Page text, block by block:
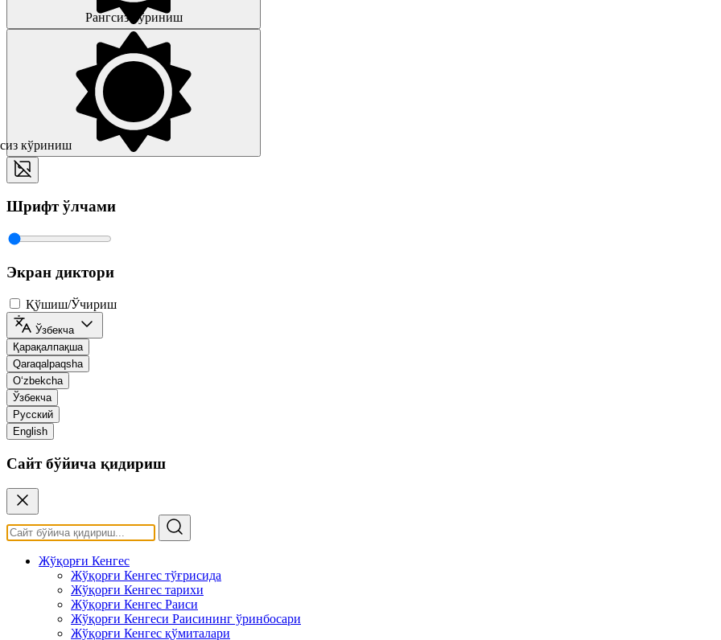
Рангсиз кўриниш
кўриниш
Шрифт ўлчами
Экран диктори
Қўшиш/Ўчириш
Ўзбекча
Қарақалпақша
Qaraqalpaqsha
O‘zbekcha
Ўзбекча
Русский
English
Сайт бўйича қидириш
Жўқорғи Кенгес
Жўқорғи Кенгес тўғрисида
Жўқорғи Кенгес тарихи
Жўқорғи Кенгес Раиси
Жўқорғи Кенгеси Раисининг ўринбосари
Жўқорғи Кенгес қўмиталари